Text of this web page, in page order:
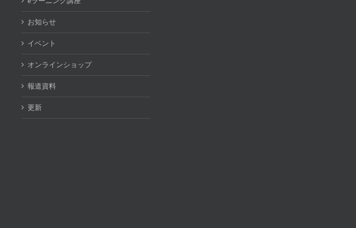
お知らせ
イベント
オンラインショップ
報道資料
更新